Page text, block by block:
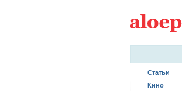
Статьи
Кино